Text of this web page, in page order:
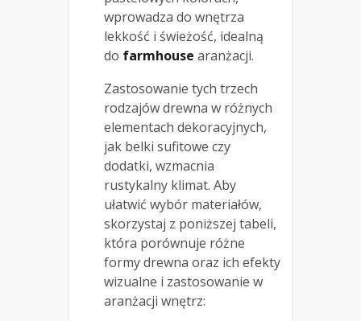
wprowadza do wnętrza
lekkość i świeżość, idealną
do farmhouse aranżacji.
Zastosowanie tych trzech
rodzajów drewna w różnych
elementach dekoracyjnych,
jak belki sufitowe czy
dodatki, wzmacnia
rustykalny klimat. Aby
ułatwić wybór materiałów,
skorzystaj z poniższej tabeli,
która porównuje różne
formy drewna oraz ich efekty
wizualne i zastosowanie w
aranżacji wnętrz: